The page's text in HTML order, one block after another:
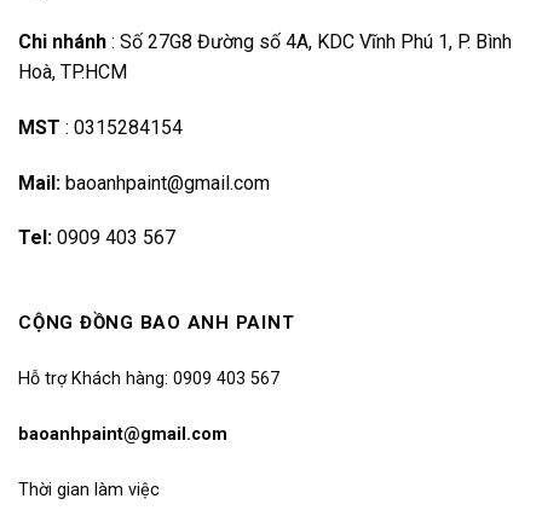
Chi nhánh : Số 27G8 Đường số 4A, KDC Vĩnh Phú 1, P. Bình
Hoà, TP.HCM
MST : 0315284154
Mail: baoanhpaint@gmail.com
Tel: 0909 403 567
CỘNG ĐỒNG BAO ANH PAINT
Hỗ trợ Khách hàng: 0909 403 567
baoanhpaint@gmail.com
Thời gian làm việc